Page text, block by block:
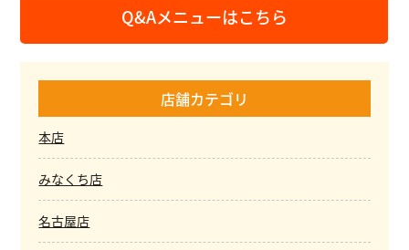
Q&Aメニューはこちら
店舗カテゴリ
本店
みなくち店
名古屋店